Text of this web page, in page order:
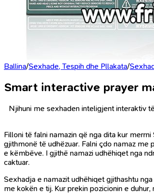
Ballina/Sexhade, Tespih dhe Pllakata/
Smart interactive prayer
Njihuni me sexhaden inteligjent interaktiv
Filloni të falni namazin që nga dita kur
gjithmonë të udhëzuar. Falni çdo namaz
e këmbëve. I gjithë namazi udhëhiqet nga
caktuar.
Sexhadja e namazit udhëhiqet gjithashtu
me kokën e tij. Kur prekin pozicionin e